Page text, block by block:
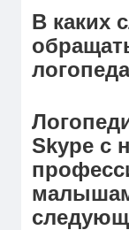
В каких
Skype с